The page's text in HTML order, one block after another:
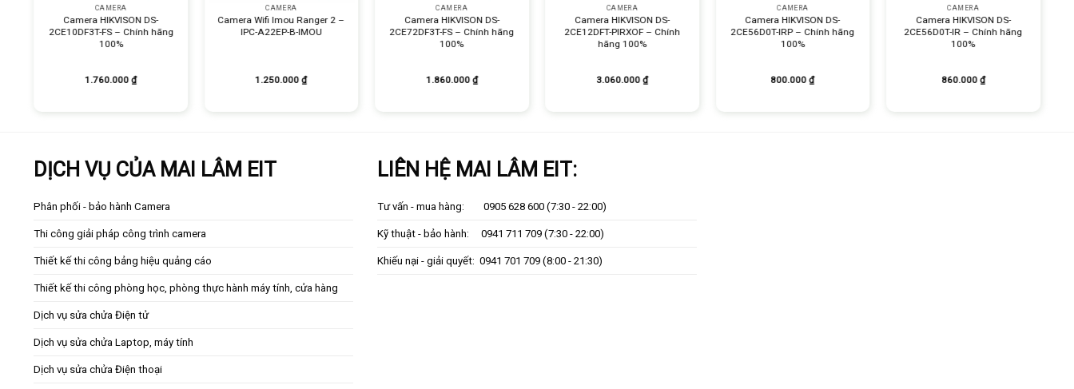
CAMERA
Camera HIKVISON DS-
2CE10DF3T-FS – Chính hãng
100%
1.760.000₫
CAMERA
Camera Wifi Imou Ranger 2 –
IPC-A22EP-B-IMOU
1.250.000₫
CAMERA
Camera HIKVISON DS-
2CE72DF3T-FS – Chính hãng
100%
1.860.000 ₫
CAMERA
Camera HIKVISON DS-
2CE12DFT-PIRXOF – Chính
hãng 100%
3.060.000₫
CAMERA
Camera HIKVISON DS-
2CE56D0T-IRP – Chính hãng
100%
800.000₫
CAMERA
Camera HIKVISON DS-
2CE56D0T-IR – Chính hãng
100%
860.000 ₫
DỊCH VỤ CỦA MAI LÂM EIT
Phân phối - bảo hành Camera
Thi công giải pháp công trình camera
Thiết kế thi công bảng hiệu quảng cáo
Thiết kế thi công phòng học, phòng thực hành máy tính, cửa hàng
Dịch vụ sửa chửa Điện tử
Dịch vụ sửa chửa Laptop, máy tính
Dịch vụ sửa chửa Điện thoại
LIÊN HỆ MAI LÂM EIT:
Tư vấn - mua hàng: 0905 628 600 (7:30 - 22:00)
Kỹ thuật - bảo hành: 0941 711 709 (7:30 - 22:00)
Khiếu nại - giải quyết: 0941 701 709 (8:00 - 21:30)